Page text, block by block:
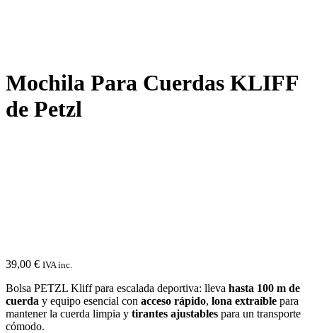
Mochila Para Cuerdas KLIFF
de Petzl
39,00 € IVA inc.
Bolsa PETZL Kliff para escalada deportiva: lleva hasta 100 m de
cuerda y equipo esencial con acceso rápido, lona extraíble para
mantener la cuerda limpia y tirantes ajustables para un transporte
cómodo.